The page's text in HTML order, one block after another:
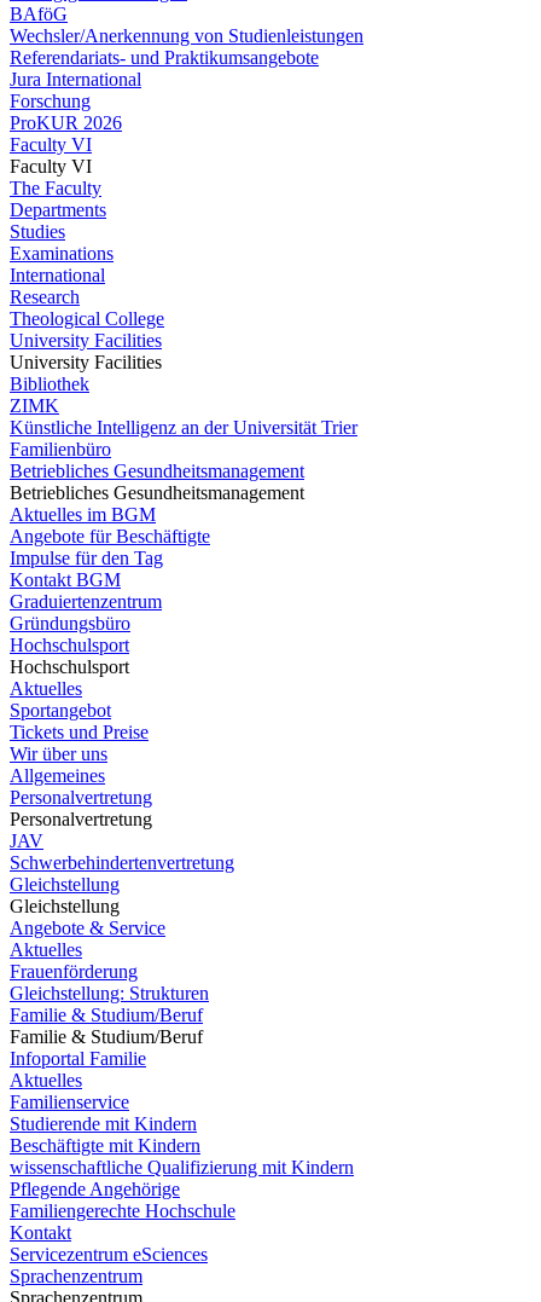
BAföG
Wechsler/Anerkennung von Studienleistungen
Referendariats- und Praktikumsangebote
Jura International
Forschung
ProKUR 2026
Faculty VI
Faculty VI
The Faculty
Departments
Studies
Examinations
International
Research
Theological College
University Facilities
University Facilities
Bibliothek
ZIMK
Künstliche Intelligenz an der Universität Trier
Familienbüro
Betriebliches Gesundheitsmanagement
Betriebliches Gesundheitsmanagement
Aktuelles im BGM
Angebote für Beschäftigte
Impulse für den Tag
Kontakt BGM
Graduiertenzentrum
Gründungsbüro
Hochschulsport
Hochschulsport
Aktuelles
Sportangebot
Tickets und Preise
Wir über uns
Allgemeines
Personalvertretung
Personalvertretung
JAV
Schwerbehindertenvertretung
Gleichstellung
Gleichstellung
Angebote & Service
Aktuelles
Frauenförderung
Gleichstellung: Strukturen
Familie & Studium/Beruf
Familie & Studium/Beruf
Infoportal Familie
Aktuelles
Familienservice
Studierende mit Kindern
Beschäftigte mit Kindern
wissenschaftliche Qualifizierung mit Kindern
Pflegende Angehörige
Familiengerechte Hochschule
Kontakt
Servicezentrum eSciences
Sprachenzentrum
Sprachenzentrum